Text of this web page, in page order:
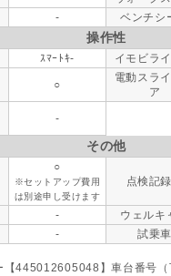
- ベンチシ
操作性
ｽﾏｰﾄｷ- イモビラ
○
電動スラ
ア
-
その他
○
※セットアップ費用
は別途申し受けます
点検記
- ウェルキ
- 試乗車
【445012605048】車台番号（